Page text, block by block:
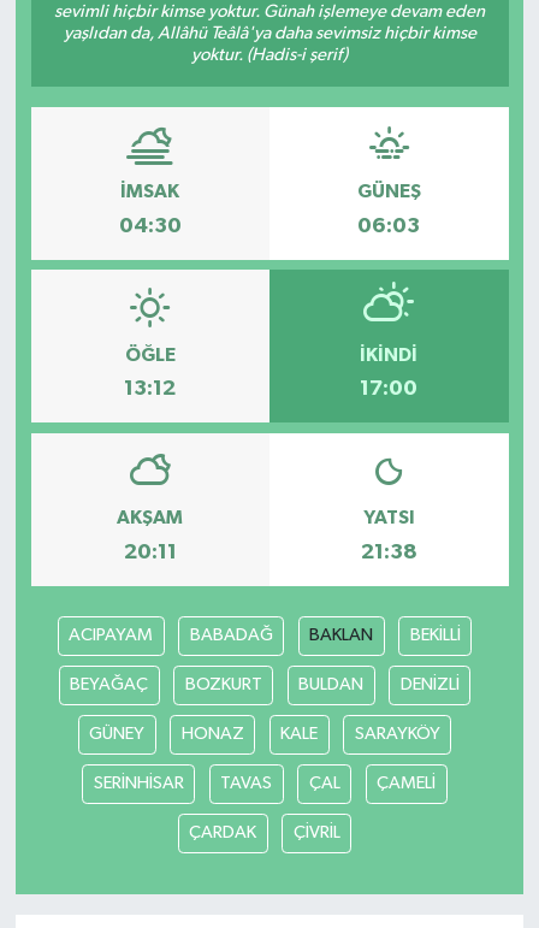
sevimli hiçbir kimse yoktur. Günah işlemeye devam eden
yaşlıdan da, Allâhü Teâlâ'ya daha sevimsiz hiçbir kimse
yoktur. (Hadis-i şerif)
İMSAK
04:30
GÜNEŞ
06:03
ÖĞLE
13:12
İKINDI
17:00
AKŞAM
20:11
YATSI
21:38
ACIPAYAM BABADAĞ BAKLAN BEKİLLİ
BEYAĞAÇ BOZKURT BULDAN DENİZLİ
GÜNEY HONAZ KALE SARAYKÖY
SERİNHİSAR TAVAS ÇAL ÇAMELİ
ÇARDAK ÇİVRİL